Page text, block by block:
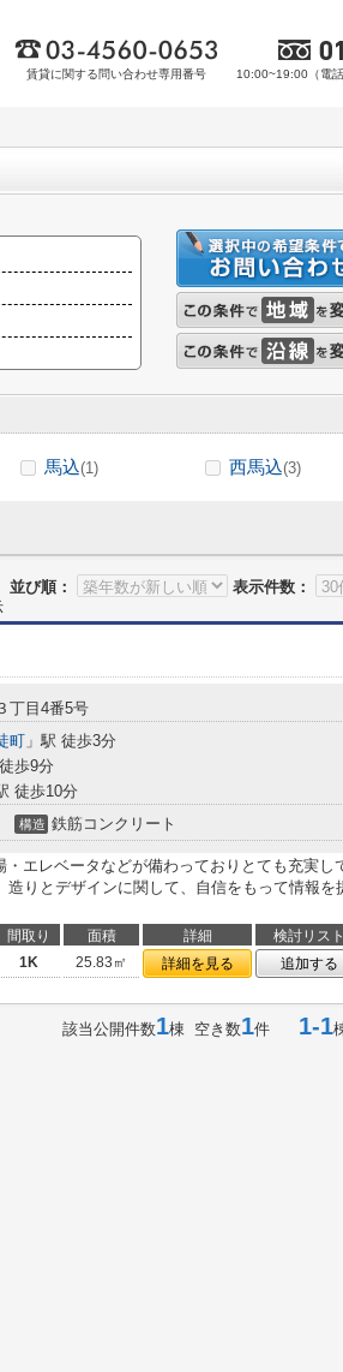
賃貸に関する問い合わせ専用番号 10:00~19:00（電
馬込(1) 西馬込(3)
並び順：
表示件数：
丁目4番5号
町 」駅 徒歩3分
歩9分
徒歩10分
構造 鉄筋コンクリート
エレベータなどが備わっておりとても充実し
造りとデザインに関して、自信をもって情報を
間取り 面積 詳細
検討リスト
1K 25.83㎡ 詳細を見る 追加する
該当公開件数1棟 空き数1件 1-1